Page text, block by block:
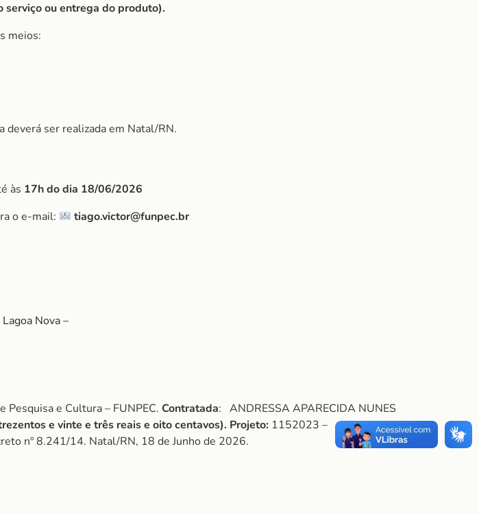
serviço ou entrega do produto).
meios:
ser realizada em Natal/RN.
às 17h do dia 18/06/2026
o e-mail:
tiago.victor@funpec.br
Nova –
Pesquisa e Cultura – FUNPEC. Contratada: ANDRESSA APARECIDA NUNES
e vinte e três reais e oito centavos). Projeto: 1152023 –
nº 8.241/14. Natal/RN, 18 de Junho de 2026.